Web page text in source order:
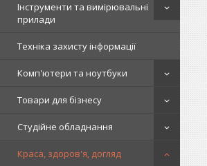
Інструменти та вимірювальні
прилади
Техніка захисту інформації
Комп'ютери та ноутбуки
Товари для бізнесу
Студійне обладнання
Краса, здоров'я, догляд